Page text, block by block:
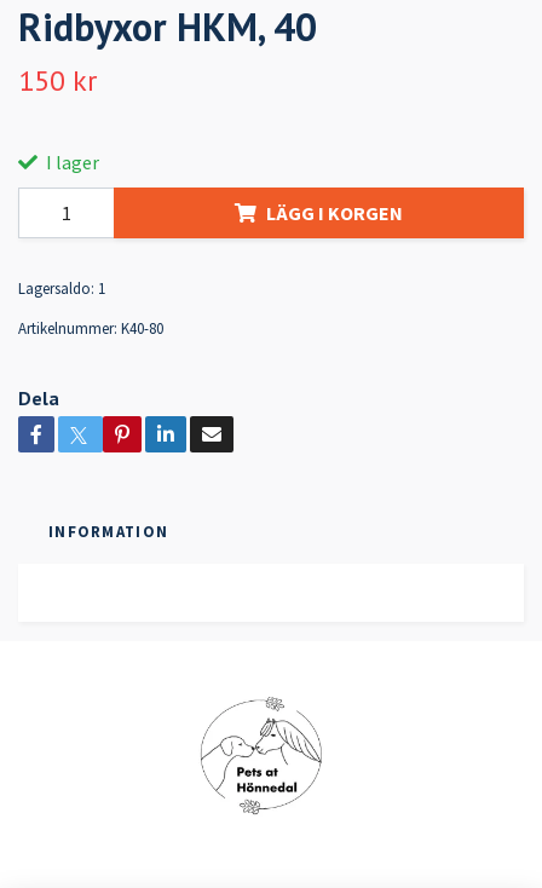
Ridbyxor HKM, 40
150 kr
I lager
LÄGG I KORGEN
Lagersaldo: 1
Artikelnummer: K40-80
Dela
INFORMATION